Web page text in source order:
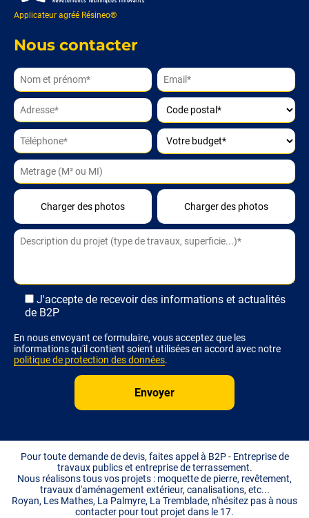
Applicateur agréé Résineo®
Nous contacter
J'accepte de recevoir des informations et actualités
de B2P
En nous envoyant ce formulaire, vous acceptez que les
informations qu'il contient soient utilisées en accord avec notre
politique de protection des données.
Alternative:
Pour toute demande de devis, faites appel à B2P - Entreprise de
travaux publics et entreprise de terrassement.
Nous réalisons tous vos projets : moquette de pierre, revêtement,
travaux d'aménagement extérieur, canalisations, etc...
Royan, Les Mathes, La Palmyre, La Tremblade, n'hésitez pas à nous
contacter pour tout projet dans le 17.